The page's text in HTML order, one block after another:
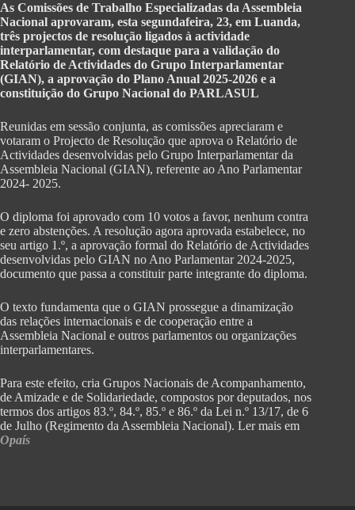
As Comissões de Trabalho Especializadas da Assembleia
Nacional aprovaram, esta segundafeira, 23, em Luanda,
três projectos de resolução ligados à actividade
interparlamentar, com destaque para a validação do
Relatório de Actividades do Grupo Interparlamentar
(GIAN), a aprovação do Plano Anual 2025-2026 e a
constituição do Grupo Nacional do PARLASUL
Reunidas em sessão conjunta, as comissões apreciaram e
votaram o Projecto de Resolução que aprova o Relatório de
Actividades desenvolvidas pelo Grupo Interparlamentar da
Assembleia Nacional (GIAN), referente ao Ano Parlamentar
2024- 2025.
O diploma foi aprovado com 10 votos a favor, nenhum contra
e zero abstenções. A resolução agora aprovada estabelece, no
seu artigo 1.º, a aprovação formal do Relatório de Actividades
desenvolvidas pelo GIAN no Ano Parlamentar 2024-2025,
documento que passa a constituir parte integrante do diploma.
O texto fundamenta que o GIAN prossegue a dinamização
das relações internacionais e de cooperação entre a
Assembleia Nacional e outros parlamentos ou organizações
interparlamentares.
Para este efeito, cria Grupos Nacionais de Acompanhamento,
de Amizade e de Solidariedade, compostos por deputados, nos
termos dos artigos 83.º, 84.º, 85.º e 86.º da Lei n.º 13/17, de 6
de Julho (Regimento da Assembleia Nacional). Ler mais em
Opaís